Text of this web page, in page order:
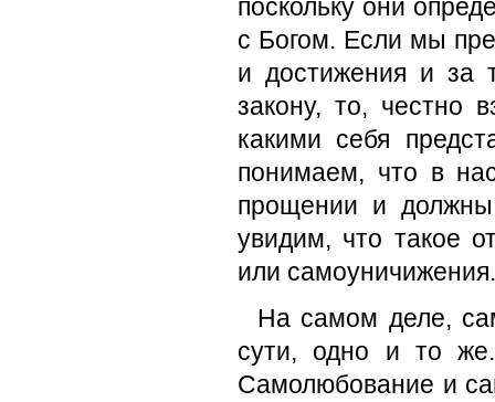
поскольку они
с Богом. Если мы
и достижения и за
закону, то, честно
какими себя
понимаем, что в
прощении и
увидим, что такое
или самоуничижения.
На самом деле,
сути, одно и то
Самолюбование и